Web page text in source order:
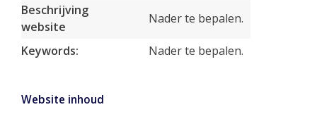
Beschrijving
website
Nader te bepalen.
Keywords: Nader te bepalen.
Website inhoud